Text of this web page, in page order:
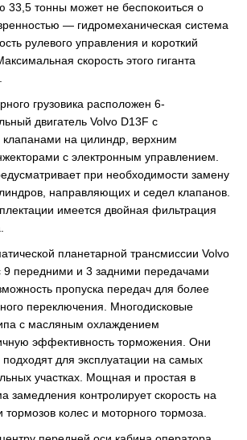
33,5 тонны может не беспокоиться о
— гидромеханическая система
рулевого управления и короткий
скорость этого гиганта
грузовика расположен 6-
двигатель Volvo D13F с
клапанами на цилиндр, верхним
с электронным управлением.
при необходимости замену
направляющих и седел клапанов.
имеется двойная фильтрация
планетарной трансмиссии Volvo
9 передними и 3 задними передачами
пропуска передач для более
переключения. Многодисковые
с масляным охлаждением
эффективность торможения. Они
подходят для эксплуатации на самых
участках. Мощная и простая в
замедления контролирует скорость на
колес и моторного тормоза.